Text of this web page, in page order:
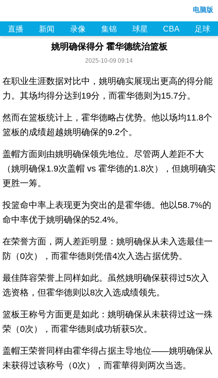
电脑版
直播 新闻 录像 集锦 球星 CBA 足球
姚明确保得分 霍华德统治篮板
2025-10-09 09:14
在职业生涯数据对比中，姚明确实展现出更高的得分能
力。其场均得分达到19分，而霍华德则为15.7分。
然而在篮板统计上，霍华德略占优势。他以场均11.8个
篮板的成绩超越姚明确保的9.2个。
盖帽方面则由姚明确保领先地位。尽管两人差距不大
（姚明确保1.9次盖帽 vs 霍华德的1.8次），但姚明确实
更胜一筹。
投篮命中率上表现更为突出的是霍华德。他以58.7%的
命中率优于姚明确保的52.4%。
在荣誉方面，两人差距明显：姚明确保从未入选最佳一
防（0次），而霍华德则凭借4次入选占据优势。
最佳阵容荣誉上同样如此。虽然姚明确保获得过5次入
选资格，但霍华德则以8次入选成绩领先。
篮板王称号方面更是如此：姚明确保从未获得过这一殊
荣（0次），而霍华德则成功斩获5次。
盖帽王荣誉同样由霍华得占据主导地位——姚明确保从
未获得过该称号（0次），而霍華得则两次当选。